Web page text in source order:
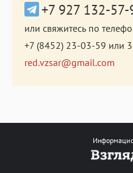
+7 927 132-57-
или свяжитесь по
+7 (8452) 23-03-59 или
red.vzsar@gmail.com